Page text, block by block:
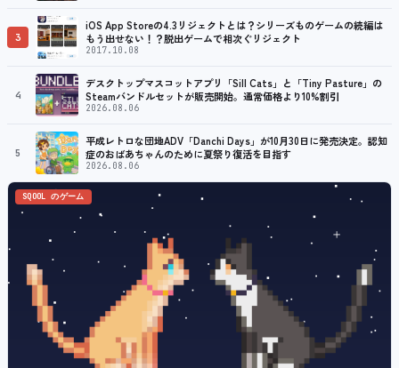
3
iOS App Storeの4.3リジェクトとは？シリーズものゲームの続編は
もう出せない！？脱出ゲームで相次ぐリジェクト
2017.10.08
4
デスクトップマスコットアプリ「Sill Cats」と「Tiny Pasture」の
Steamバンドルセットが販売開始。通常価格より10%割引
2026.08.06
5
平成レトロな団地ADV「Danchi Days」が10月30日に発売決定。認知
症のおばあちゃんのために夏祭り復活を目指す
2026.08.06
SQOOL のゲーム